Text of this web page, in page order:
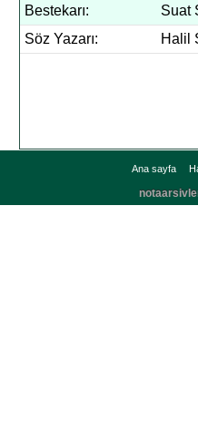
Bestekarı:
Suat
Söz Yazarı:
Halil
Ana sayfa